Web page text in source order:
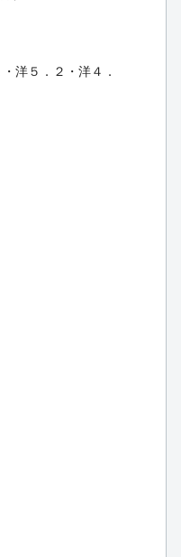
洋５．２・洋４．